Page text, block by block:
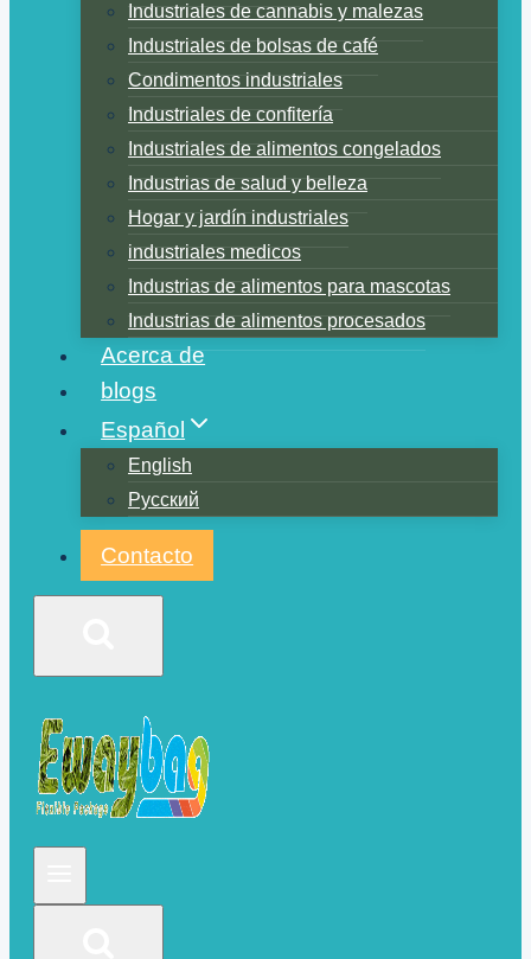
Industriales de cannabis y malezas
Industriales de bolsas de café
Condimentos industriales
Industriales de confitería
Industriales de alimentos congelados
Industrias de salud y belleza
Hogar y jardín industriales
industriales medicos
Industrias de alimentos para mascotas
Industrias de alimentos procesados
Acerca de
blogs
Español
English
Русский
Contacto